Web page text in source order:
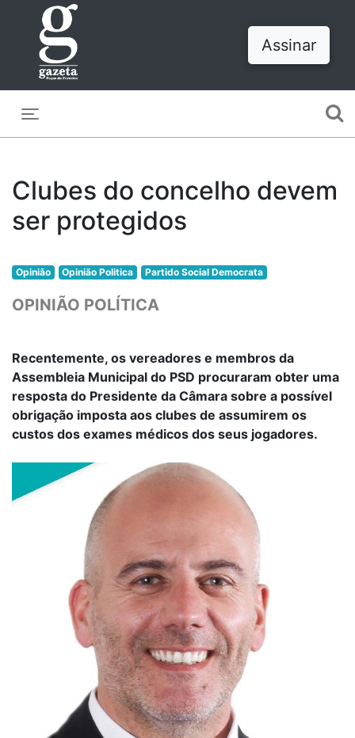
Assinar
Clubes do concelho devem
ser protegidos
Opinião Opinião Politica Partido Social Democrata
OPINIÃO POLÍTICA
Recentemente, os vereadores e membros da
Assembleia Municipal do PSD procuraram obter uma
resposta do Presidente da Câmara sobre a possível
obrigação imposta aos clubes de assumirem os
custos dos exames médicos dos seus jogadores.